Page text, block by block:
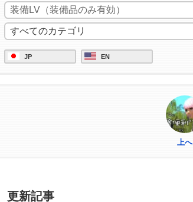
/ac "イノベーション" <wait.2>
/ac "匠の神業" <wait.3>
/ac "グレートストライド" <wait.2>
/ac "ビエルゴの祝福" <wait.3>
JP EN
上へ
更新記事